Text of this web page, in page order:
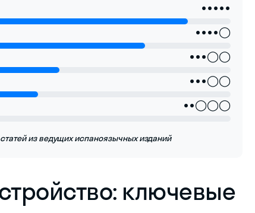
●●●●●
●●●●◯
●●●◯◯
●●●◯◯
●●◯◯◯
из ведущих испаноязычных изданий
ключевые